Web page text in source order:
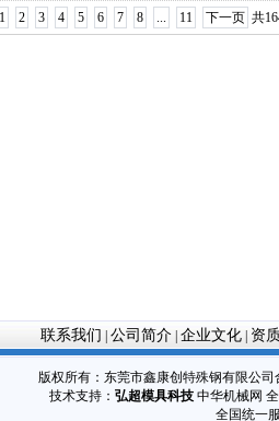
1 2 3 4 5 6 7 8 ... 11 下一页 共
联系我们 | 公司简介 | 企业文化 | 资
版权所有：东莞市鑫康创特殊钢有限公
技术支持： 弘超模具科技中华机械网
全国统一